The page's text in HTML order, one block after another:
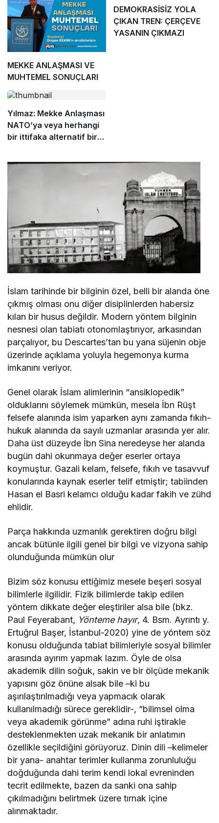
MEKKE ANLAŞMASI VE
MUHTEMEL SONUÇLARI
DEMOKRASİSİZ YOLA
ÇIKAN TREN: ÇERÇEVE
YASANIN ÇIKMAZI
Yılmaz: Mekke Anlaşması
NATO’ya veya herhangi
bir ittifaka alternatif bir
İslam tarihinde bir bilginin özel, belli bir alanda öne
çıkmış olması onu diğer disiplinlerden habersiz
kılan bir husus değildir. Modern yöntem bilginin
nesnesi olan tabiatı otonomlaştırıyor, arkasından
parçalıyor, bu Descartes’tan bu yana süjenin obje
üzerinde açıklama yoluyla hegemonya kurma
imkanını veriyor.
Genel olarak İslam alimlerinin “ansiklopedik”
olduklarını söylemek mümkün, mesela İbn Rüşt
felsefe alanında isim yaparken aynı zamanda fıkıh-
hukuk alanında da sayılı uzmanlar arasında yer alır.
Daha üst düzeyde İbn Sina neredeyse her alanda
bugün dahi okunmaya değer eserler ortaya
koymuştur. Gazali kelam, felsefe, fıkıh ve tasavvuf
konularında kaynak eserler telif etmiştir; tabiinden
Hasan el Basri kelamcı olduğu kadar fakih ve zühd
ehlidir.
Parça hakkında uzmanlık gerektiren doğru bilgi
ancak bütünle ilgili genel bir bilgi ve vizyona sahip
olunduğunda mümkün olur
Bizim söz konusu ettiğimiz mesele beşeri sosyal
bilimlerle ilgilidir. Fizik bilimlerde takip edilen
yöntem dikkate değer eleştiriler alsa bile (bkz.
Paul Feyerabant, Yönteme hayır, 4. Bsm. Ayrıntı y.
Ertuğrul Başer, İstanbul-2020) yine de yöntem söz
konusu olduğunda tabiat bilimleriyle sosyal bilimler
arasında ayırım yapmak lazım. Öyle de olsa
akademik dilin soğuk, sakin ve bir ölçüde mekanik
yapısını göz önüne alsak bile –ki bu
aşırılaştırılmadığı veya yapmacık olarak
kullanılmadığı sürece gereklidir-, “bilimsel olma
veya akademik görünme” adına ruhi iştirakle
desteklenmekten uzak mekanik bir anlatımın
özellikle seçildiğini görüyoruz. Dinin dili –kelimeler
bir yana- anahtar terimler kullanma zorunluluğu
doğduğunda dahi terim kendi lokal evreninden
tecrit edilmekte, bazen da sanki ona sahip
çıkılmadığını belirtmek üzere tırnak içine
alınmaktadır.